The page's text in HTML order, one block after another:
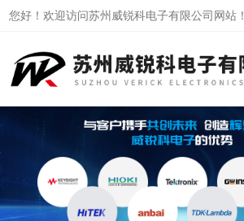
您好！欢迎访问苏州威锐科电子有限公司网站！